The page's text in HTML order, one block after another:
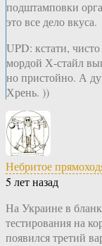
подштамповки
это все дело вкуса.
UPD: кстати,
мордой Х-стайл
но пристойно. А
Хрень. ))
Небритое
5 лет назад
На Украине в
тестирования на
появился третий